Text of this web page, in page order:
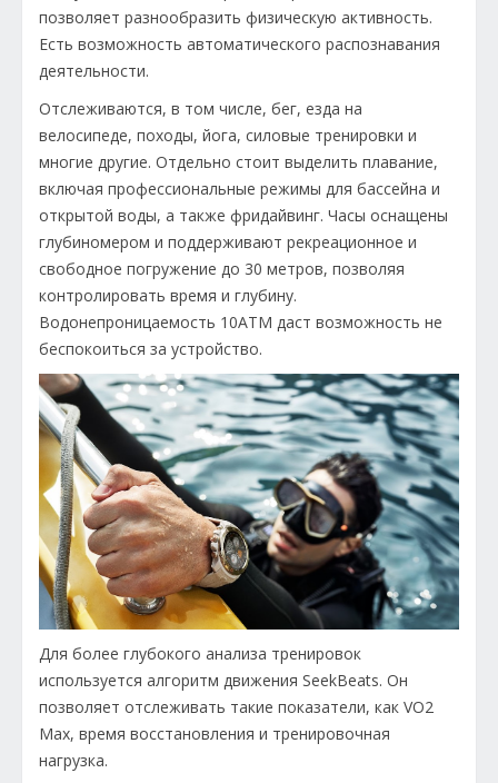
позволяет разнообразить физическую активность.
Есть возможность автоматического распознавания
деятельности.
Отслеживаются, в том числе, бег, езда на
велосипеде, походы, йога, силовые тренировки и
многие другие. Отдельно стоит выделить плавание,
включая профессиональные режимы для бассейна и
открытой воды, а также фридайвинг. Часы оснащены
глубиномером и поддерживают рекреационное и
свободное погружение до 30 метров, позволяя
контролировать время и глубину.
Водонепроницаемость 10ATM даст возможность не
беспокоиться за устройство.
Для более глубокого анализа тренировок
используется алгоритм движения SeekBeats. Он
позволяет отслеживать такие показатели, как VO2
Max, время восстановления и тренировочная
нагрузка.